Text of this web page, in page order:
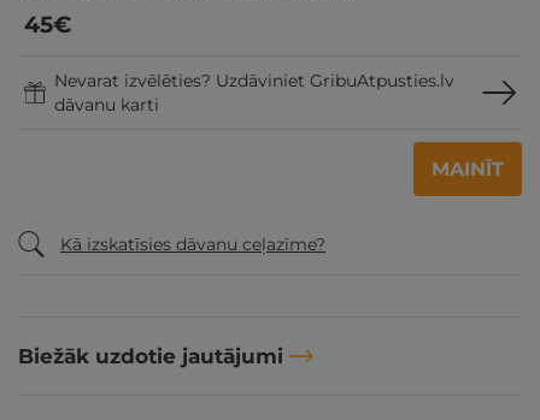
45€
Nevarat izvēlēties? Uzdāviniet GribuAtpusties.lv
dāvanu karti
MAINĪT
Kā izskatīsies dāvanu ceļazīme?
Biežāk uzdotie jautājumi